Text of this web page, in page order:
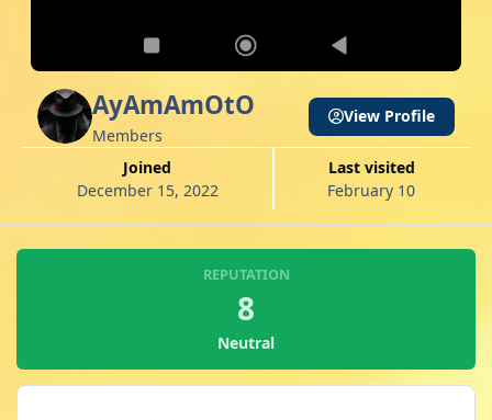
AyAmAmOtO
Members
Joined
December 15, 2022
Last visited
February 10
View Profile
REPUTATION
8
Neutral